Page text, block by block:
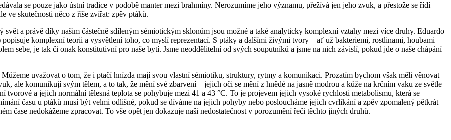
se pouze jako ústní tradice v podobě manter mezi brahmíny. Nerozumíme jeho významu, přežívá jen jeho zvuk, a přestože se řídí
ve skutečnosti něco z říše zvířat: zpěv ptáků.
a právě díky našim částečně sdíleným sémiotickým sklonům jsou možné a také analyticky komplexní vztahy mezi více druhy. Eduardo
komplexní teorii a vysvětlení toho, co myslí reprezentací. S ptáky a dalšími živými tvory – ať už bakteriemi, rostlinami, houbami
sebe, je tak či onak konstitutivní pro naše bytí. Jsme neoddělitelní od svých souputníků a jsme na nich závislí, pokud jde o naše chápání
uvažovat o tom, že i ptačí hnízda mají svou vlastní sémiotiku, struktury, rytmy a komunikaci. Prozatím bychom však měli věnovat
ale komunikují svým tělem, a to tak, že mění své zbarvení – jejich oči se mění z hnědé na jasně modrou a kůže na krčním vaku ze světle
tvorové a jejich normální tělesná teplota se pohybuje mezi 41 a 43 °C. To je projevem jejich vysoké rychlosti metabolismu, která se
času u ptáků musí být velmi odlišné, pokud se díváme na jejich pohyby nebo posloucháme jejich cvrlikání a zpěv zpomalený pětkrát
čase nedokážeme zpracovat. To vše opět jen dokazuje naši nedostatečnost v porozumění řeči těchto jiných druhů.